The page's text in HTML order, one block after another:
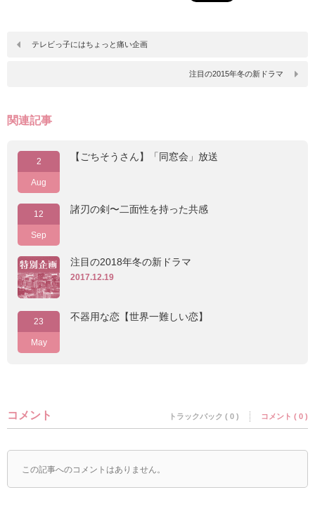
テレビっ子にはちょっと痛い企画
注目の2015年冬の新ドラマ
関連記事
2
Aug
【ごちそうさん】「同窓会」放送
12
Sep
諸刃の剣〜二面性を持った共感
注目の2018年冬の新ドラマ
2017.12.19
23
May
不器用な恋【世界一難しい恋】
コメント トラックバック ( 0 ) コメント ( 0 )
この記事へのコメントはありません。